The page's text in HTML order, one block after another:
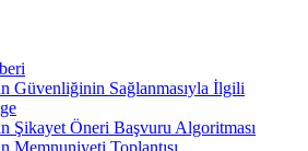
Güvenliğinin Sağlanmasıyla İlgili
Şikayet Öneri Başvuru Algoritması
Memnuniyeti Toplantısı